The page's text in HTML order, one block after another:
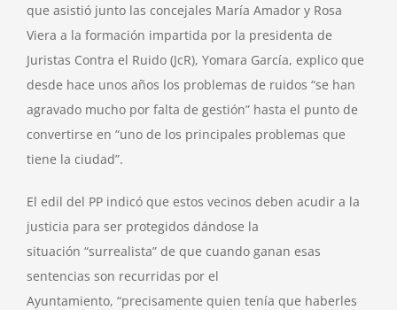
a
acudir
justicia
para
ser
que asistió junto las concejales María Amador y Rosa
Viera a la formación impartida por la presidenta de
Juristas Contra el Ruido (JcR), Yomara García, explico que
desde hace unos años los problemas de ruidos “se han
agravado mucho por falta de gestión” hasta el punto de
convertirse en “uno de los principales problemas que
tiene la ciudad”.
El edil del PP indicó que estos vecinos deben acudir a la
justicia para ser protegidos dándose la
situación “surrealista” de que cuando ganan esas
sentencias son recurridas por el
Ayuntamiento, “precisamente quien tenía que haberles